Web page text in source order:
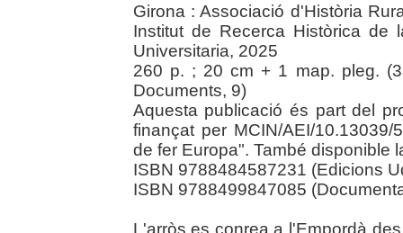
Girona : Associació d'Història
Institut de Recerca Històrica de
Universitaria, 2025
260 p. ; 20 cm + 1 map. pleg.
Documents, 9)
Aquesta publicació és part del
finançat per MCIN/AEI/
de fer Europa". També disponible
ISBN 9788484587231 (Edicions
ISBN 9788499847085
L'arròs es conrea a l'Empordà